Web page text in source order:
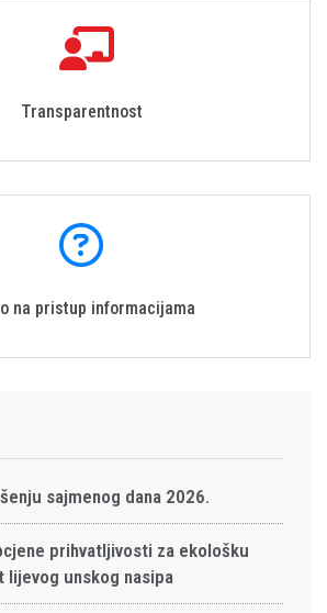
Transparentnost
na pristup informacijama
sajmenog dana 2026.
prihvatljivosti za ekološku
lijevog unskog nasipa